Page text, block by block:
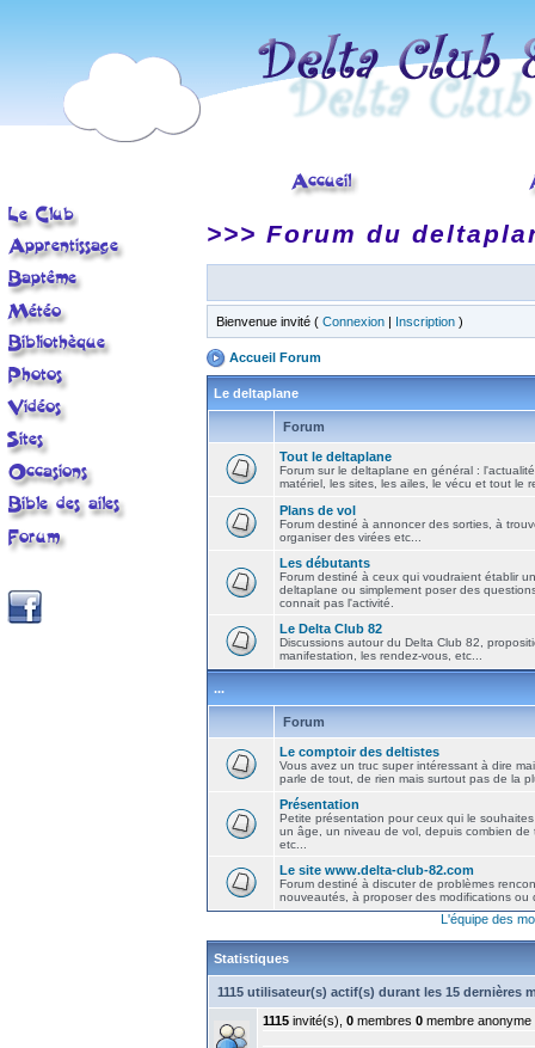
>>> Forum du
Bienvenue invité ( Connexion | Inscription )
Accueil Forum
Le deltaplane
Forum
Tout le deltaplane
Forum sur le deltaplane en général :
matériel, les sites, les ailes, le vécu et tout le
Plans de vol
Forum destiné à annoncer des sorties, à
organiser des virées etc...
Les débutants
Forum destiné à ceux qui voudraient établir
deltaplane ou simplement poser des
connait pas l'activité.
Le Delta Club 82
Discussions autour du Delta Club 82,
manifestation, les rendez-vous, etc...
...
Forum
Le comptoir des deltistes
Vous avez un truc super intéressant à dire
parle de tout, de rien mais surtout pas de la
Présentation
Petite présentation pour ceux qui le
un âge, un niveau de vol, depuis combien de
etc...
Le site www.delta-club-82.com
Forum destiné à discuter de problèmes
nouveautés, à proposer des modifications ou
L'équipe des
Statistiques
1115 utilisateur(s) actif(s) durant les 15 dernières
1115 invité(s), 0 membres 0 membre anonyme